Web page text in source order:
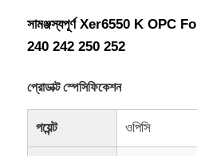
সামঞ্জস্যপূর্ণ Xer6550 K OPC
240 242 250 252
প্রোডাক্ট স্পেসিফিকেশন
পয়েন্ট ওপিসি